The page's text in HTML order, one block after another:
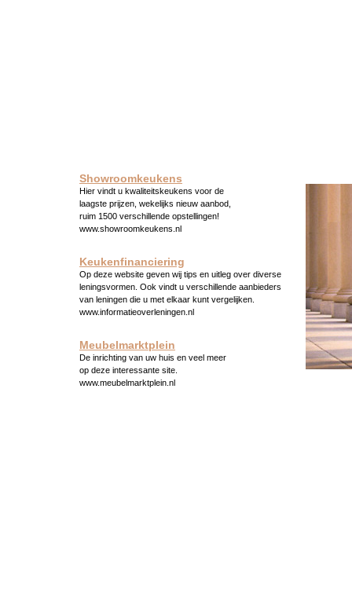
Showroomkeukens
Hier vindt u kwaliteitskeukens voor de
laagste prijzen, wekelijks nieuw aanbod,
ruim 1500 verschillende opstellingen!
www.showroomkeukens.nl
Keukenfinanciering
Op deze website geven wij tips en uitleg over diverse
leningsvormen. Ook vindt u verschillende aanbieders
van leningen die u met elkaar kunt vergelijken.
www.informatieoverleningen.nl
Meubelmarktplein
De inrichting van uw huis en veel meer
op deze interessante site.
www.meubelmarktplein.nl